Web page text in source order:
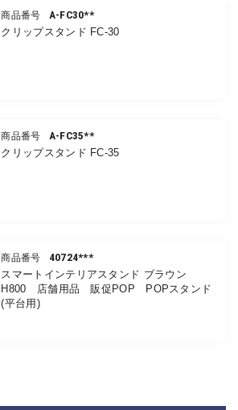
商品番号 A-FC30**
クリップスタンド FC-30
商品番号 A-FC35**
クリップスタンド FC-35
商品番号 40724***
スマートインテリアスタンド ブラウン
H800 店舗用品 販促POP POPスタンド
(平台用)